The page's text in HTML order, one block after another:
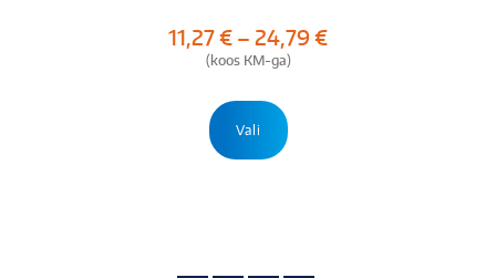
11,27€ – 24,79 €Hinnavahemik:
(koos KM-ga)
Vali
tootel